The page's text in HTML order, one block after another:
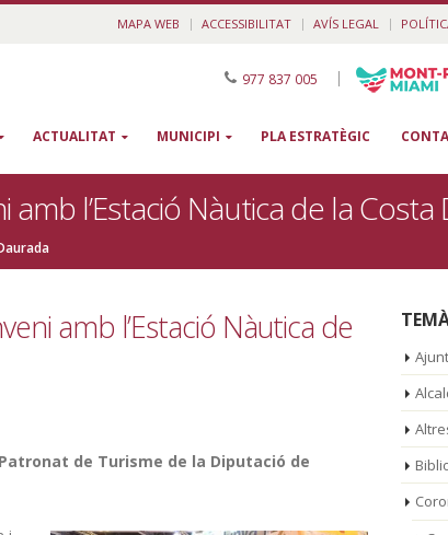
MAPA WEB ACCESSIBILITAT AVÍS LEGAL
977 837 005 |
ACTUALITAT MUNICIPI PLA ESTRATÈGIC
l’Estació Nàutica de la
amb l’Estació Nàutica de
de Turisme de la Diputació de